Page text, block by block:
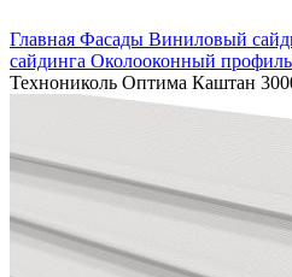
Главная Фасады Виниловый
сайдинга Околооконный профиль
Технониколь Оптима Каштан